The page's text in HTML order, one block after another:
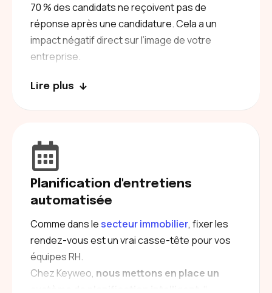
70 % des candidats ne reçoivent pas de
réponse après une candidature. Cela a un
impact négatif direct sur l’image de votre
entreprise.
Toutefois, vos recruteurs n’ont pas le temps de
Notre IA
personnalisées
tonen fonction des éléments du CV. Ainsi, vous
répondez à tous les candidats, qui se sentiront
considérés et pourront éventuellement vous
recommander.
Lire plus
Planification d'entretiens
automatisée
Comme dans le secteur immobilier, fixer les
rendez-vous est un vrai casse-tête pour vos
équipes RH.
Chez Keyweo, nous mettons en place un